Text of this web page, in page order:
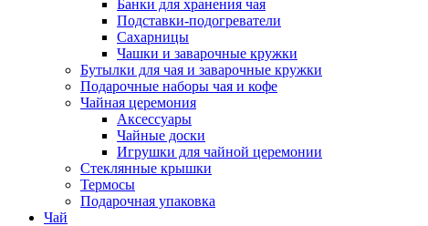
Банки для хранения чая
Подставки-подогреватели
Сахарницы
Чашки и заварочные кружки
Бутылки для чая и заварочные кружки
Подарочные наборы чая и кофе
Чайная церемония
Аксессуары
Чайные доски
Игрушки для чайной церемонии
Стеклянные крышки
Термосы
Подарочная упаковка
Чай